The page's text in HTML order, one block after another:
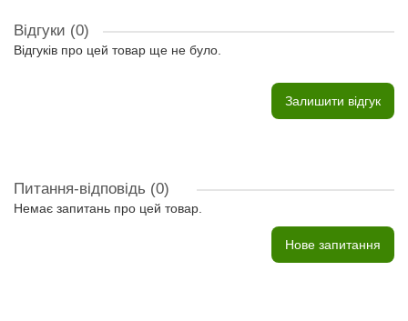
Відгуки (0)
Відгуків про цей товар ще не було.
Залишити відгук
Питання-відповідь (0)
Немає запитань про цей товар.
Нове запитання